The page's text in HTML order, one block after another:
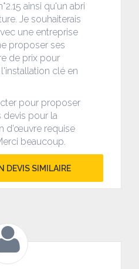
ainsi qu'un abri
Je souhaiterais
une entreprise
proposer ses
de prix pour
clé en
pour proposer
devis pour la
d’œuvre requise
beaucoup.
DEVIS SIMILAIRE